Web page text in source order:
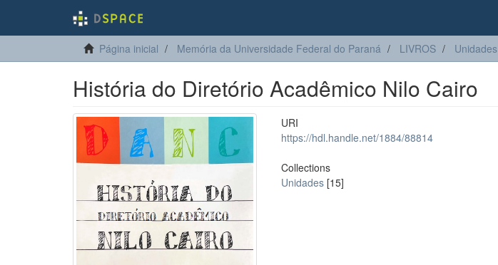
Página inicial Memória da Universidade Federal do Paraná LIVROS Unidades
História do Diretório Acadêmico Nilo Cairo
URI
https://hdl.handle.net/1884/88814
Collections
Unidades [15]